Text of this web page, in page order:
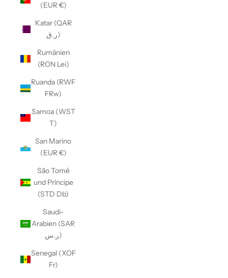
(EUR €)
Katar (QAR
ر.ق)
Rumänien
(RON Lei)
Ruanda (RWF
FRw)
Samoa (WST
T)
San Marino
(EUR €)
São Tomé
und Príncipe
(STD Db)
Saudi-
Arabien (SAR
ر.س)
Senegal (XOF
Fr)